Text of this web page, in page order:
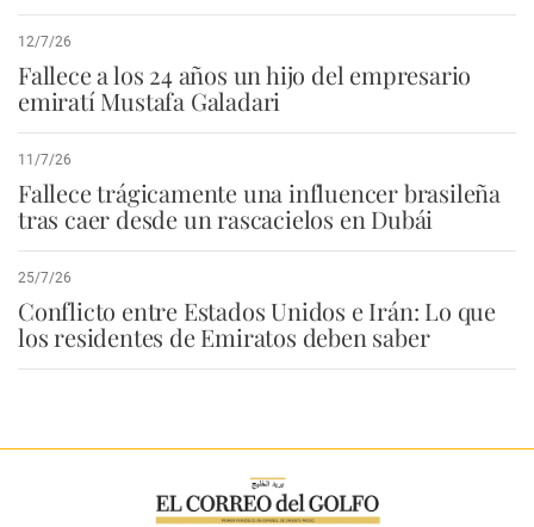
12/7/26
Fallece a los 24 años un hijo del empresario
emiratí Mustafa Galadari
11/7/26
Fallece trágicamente una influencer brasileña
tras caer desde un rascacielos en Dubái
25/7/26
Conflicto entre Estados Unidos e Irán: Lo que
los residentes de Emiratos deben saber